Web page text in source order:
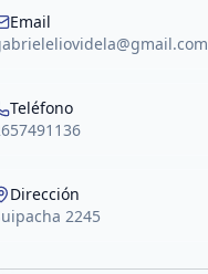
Email
Teléfono
Dirección
2245